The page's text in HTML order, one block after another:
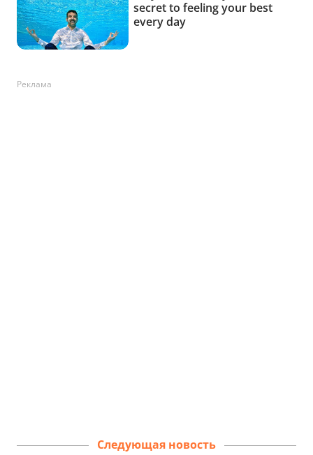
Реклама
Следующая новость